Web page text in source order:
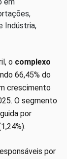
em
Indústria,
o complexo
66,45% do
crescimento
O segmento
por
por